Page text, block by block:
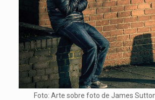
Foto: Arte sobre foto de James